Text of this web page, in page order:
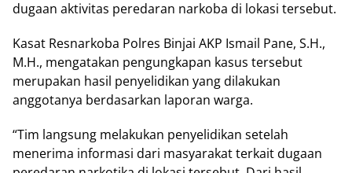
dugaan aktivitas peredaran narkoba di lokasi tersebut.
Kasat Resnarkoba Polres Binjai AKP Ismail Pane, S.H.,
M.H., mengatakan pengungkapan kasus tersebut
merupakan hasil penyelidikan yang dilakukan
anggotanya berdasarkan laporan warga.
“Tim langsung melakukan penyelidikan setelah
menerima informasi dari masyarakat terkait dugaan